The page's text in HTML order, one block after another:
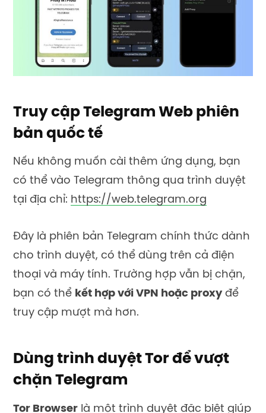
Truy cập Telegram Web phiên
bản quốc tế
Nếu không muốn cài thêm ứng dụng, bạn
có thể vào Telegram thông qua trình duyệt
tại địa chỉ: https://web.telegram.org
Đây là phiên bản Telegram chính thức dành
cho trình duyệt, có thể dùng trên cả điện
thoại và máy tính. Trường hợp vẫn bị chặn,
bạn có thể kết hợp với VPN hoặc proxyđể
truy cập mượt mà hơn.
Dùng trình duyệt Tor để vượt
chặn Telegram
Tor Browser là một trình duyệt đặc biệt giúp